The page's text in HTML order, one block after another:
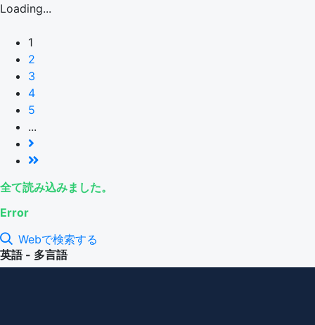
Loading...
1
2
3
4
5
...
全て読み込みました。
Error
Webで検索する
英語 - 多言語